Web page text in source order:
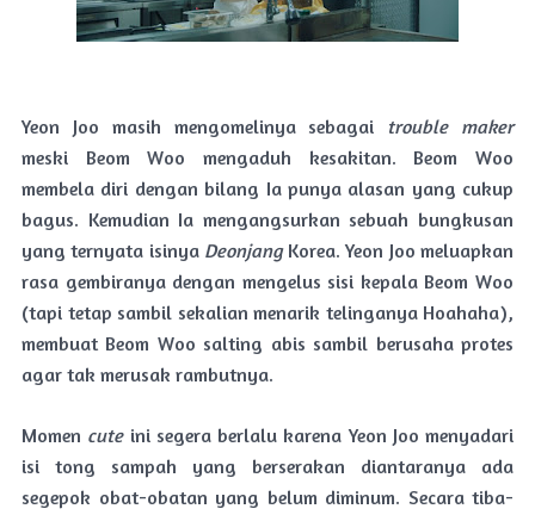
Yeon Joo masih mengomelinya sebagai trouble maker
meski Beom Woo mengaduh kesakitan. Beom Woo
membela diri dengan bilang Ia punya alasan yang cukup
bagus. Kemudian Ia mengangsurkan sebuah bungkusan
yang ternyata isinya DeonjangKorea. Yeon Joo meluapkan
rasa gembiranya dengan mengelus sisi kepala Beom Woo
(tapi tetap sambil sekalian menarik telinganya Hoahaha),
membuat Beom Woo salting abis sambil berusaha protes
agar tak merusak rambutnya.
Momen cuteini segera berlalu karena Yeon Joo menyadari
isi tong sampah yang berserakan diantaranya ada
segepok obat-obatan yang belum diminum. Secara tiba-